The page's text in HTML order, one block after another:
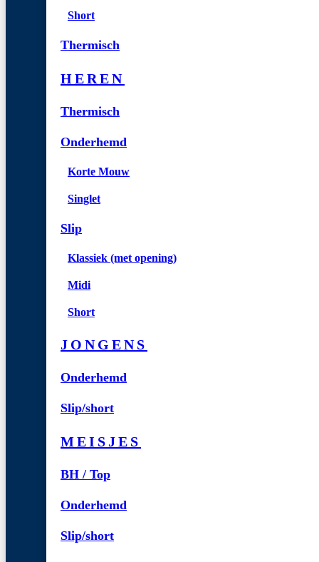
Short
Thermisch
HEREN
Thermisch
Onderhemd
Korte Mouw
Singlet
Slip
Klassiek (met opening)
Midi
Short
JONGENS
Onderhemd
Slip/short
MEISJES
BH / Top
Onderhemd
Slip/short